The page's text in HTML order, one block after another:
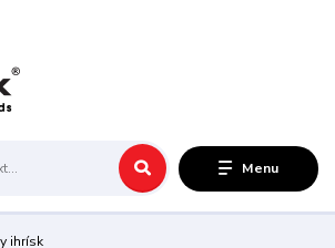
Menu
ihrísk